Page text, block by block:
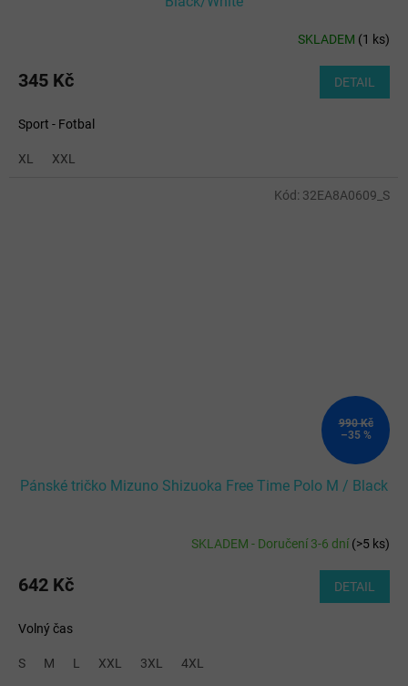
SKLADEM (1 ks)
345 Kč DETAIL
Sport - Fotbal
XL XXL
990 Kč
–35 %
Pánské tričko Mizuno Shizuoka Free Time Polo M / Black
SKLADEM - Doručení 3-6 dní(>5 ks)
642 Kč DETAIL
Volný čas
S M L XXL 3XL 4XL
Kód: 32EA8A0609_S